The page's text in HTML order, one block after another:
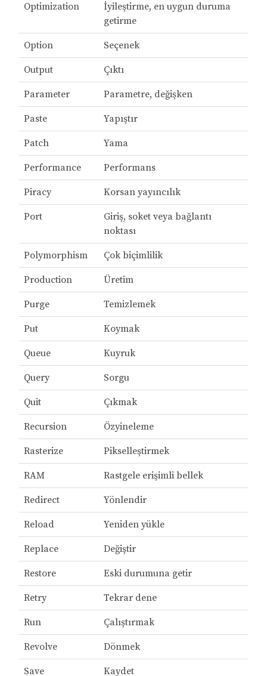
Optimization
İyileştirme, en uygun duruma
getirme
Option Seçenek
Output Çıktı
Parameter Parametre, değişken
Paste Yapıştır
Patch Yama
Performance Performans
Piracy Korsan yayıncılık
Port
Giriş, soket veya bağlantı
noktası
Polymorphism Çok biçimlilik
Production Üretim
Purge Temizlemek
Put Koymak
Queue Kuyruk
Query Sorgu
Quit Çıkmak
Recursion Özyineleme
Rasterize Pikselleştirmek
RAM Rastgele erişimli bellek
Redirect Yönlendir
Reload Yeniden yükle
Replace Değiştir
Restore Eski durumuna getir
Retry Tekrar dene
Run Çalıştırmak
Revolve Dönmek
Save Kaydet